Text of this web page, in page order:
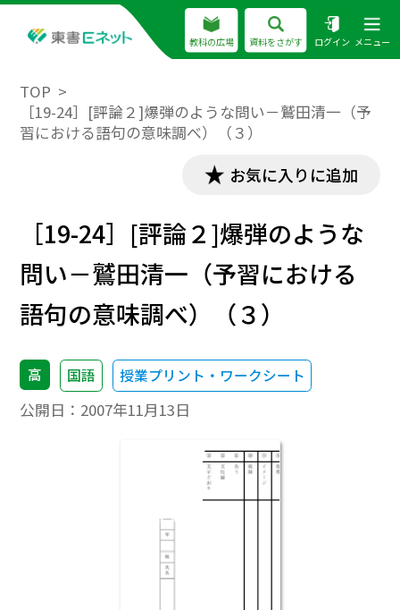
教科の広場 資料をさがす ログイン メニュー
TOP
［19-24］[評論２]爆弾のような問い－鷲田清一（予
習における語句の意味調べ）（３）
お気に入りに追加
［19-24］[評論２]爆弾のような
問い－鷲田清一（予習における
語句の意味調べ）（３）
高 国語 授業プリント・ワークシート
公開日： 2007年11月13日